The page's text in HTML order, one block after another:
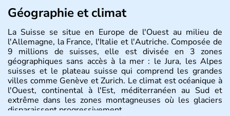
Géographie et climat
La Suisse se situe en Europe de l'Ouest au milieu de
l'Allemagne, la France, l'Italie et l'Autriche. Composée de
9 millions de suisses, elle est divisée en 3 zones
géographiques sans accès à la mer : le Jura, les Alpes
suisses et le plateau suisse qui comprend les grandes
villes comme Genève et Zurich. Le climat est océanique à
l'Ouest, continental à l'Est, méditerranéen au Sud et
extrême dans les zones montagneuses où les glaciers
disparaissent progressivement.